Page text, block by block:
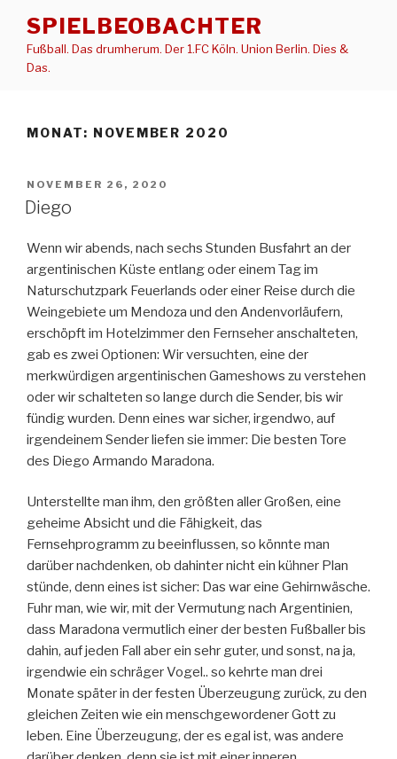
Inhalt
springen
SPIELBEOBACHTER
Fußball. Das drumherum. Der 1.FC Köln. Union Berlin. Dies &
Das.
MONAT: NOVEMBER 2020
VERÖFFENTLICHT
AM
NOVEMBER 26, 2020
Diego
Wenn wir abends, nach sechs Stunden Busfahrt an der
argentinischen Küste entlang oder einem Tag im
Naturschutzpark Feuerlands oder einer Reise durch die
Weingebiete um Mendoza und den Andenvorläufern,
erschöpft im Hotelzimmer den Fernseher anschalteten,
gab es zwei Optionen: Wir versuchten, eine der
merkwürdigen argentinischen Gameshows zu verstehen
oder wir schalteten so lange durch die Sender, bis wir
fündig wurden. Denn eines war sicher, irgendwo, auf
irgendeinem Sender liefen sie immer: Die besten Tore
des Diego Armando Maradona.
Unterstellte man ihm, den größten aller Großen, eine
geheime Absicht und die Fähigkeit, das
Fernsehprogramm zu beeinflussen, so könnte man
darüber nachdenken, ob dahinter nicht ein kühner Plan
stünde, denn eines ist sicher: Das war eine Gehirnwäsche.
Fuhr man, wie wir, mit der Vermutung nach Argentinien,
dass Maradona vermutlich einer der besten Fußballer bis
dahin, auf jeden Fall aber ein sehr guter, und sonst, na ja,
irgendwie ein schräger Vogel.. so kehrte man drei
Monate später in der festen Überzeugung zurück, zu den
gleichen Zeiten wie ein menschgewordener Gott zu
leben. Eine Überzeugung, der es egal ist, was andere